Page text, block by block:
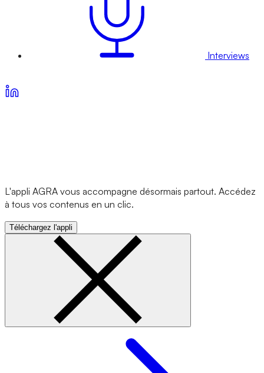
Interviews
L'appli AGRA vous accompagne désormais partout. Accédez
à tous vos contenus en un clic.
Téléchargez l'appli